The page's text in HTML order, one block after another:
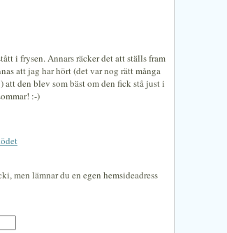
i frysen. Annars räcker det att ställs fram
att jag har hört (det var nog rätt många
att den blev som bäst om den fick stå just i
:-)
men lämnar du en egen hemsideadress